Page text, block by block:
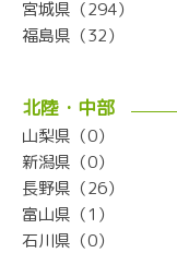
宮城県（294）
福島県（32）
北陸・中部
山梨県（0）
新潟県（0）
長野県（26）
富山県（1）
石川県（0）